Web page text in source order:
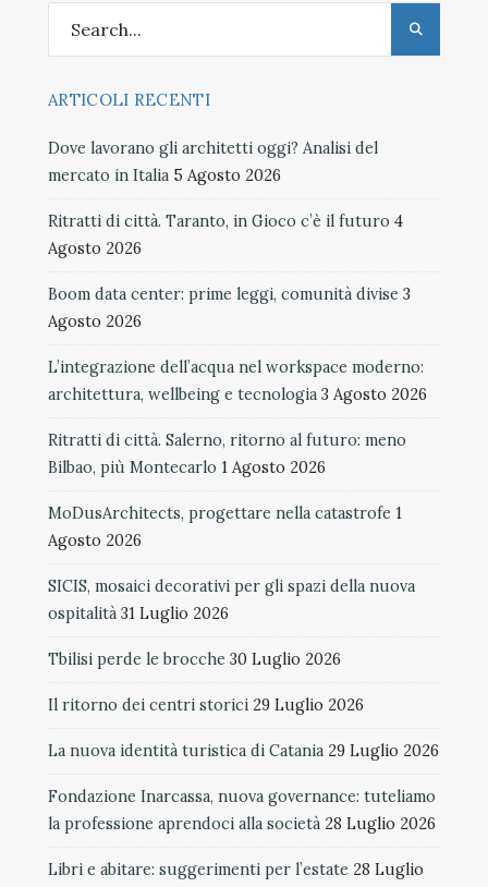
ARTICOLI RECENTI
Dove lavorano gli architetti oggi? Analisi del
mercato in Italia 5 Agosto 2026
Ritratti di città. Taranto, in Gioco c’è il futuro 4
Agosto 2026
Boom data center: prime leggi, comunità divise 3
Agosto 2026
L’integrazione dell’acqua nel workspace moderno:
architettura, wellbeing e tecnologia 3 Agosto 2026
Ritratti di città. Salerno, ritorno al futuro: meno
Bilbao, più Montecarlo 1 Agosto 2026
MoDusArchitects, progettare nella catastrofe 1
Agosto 2026
SICIS, mosaici decorativi per gli spazi della nuova
ospitalità 31 Luglio 2026
Tbilisi perde le brocche 30 Luglio 2026
Il ritorno dei centri storici 29 Luglio 2026
La nuova identità turistica di Catania 29 Luglio 2026
Fondazione Inarcassa, nuova governance: tuteliamo
la professione aprendoci alla società 28 Luglio 2026
Libri e abitare: suggerimenti per l’estate 28 Luglio